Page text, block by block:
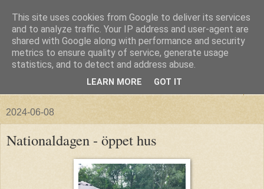
2024-06-08
Nationaldagen - öppet hus
This site uses cookies from Google to deliver its services
and to analyze traffic. Your IP address and user-agent are
shared with Google along with performance and security
metrics to ensure quality of service, generate usage
statistics, and to detect and address abuse.
LEARN MORE GOT IT